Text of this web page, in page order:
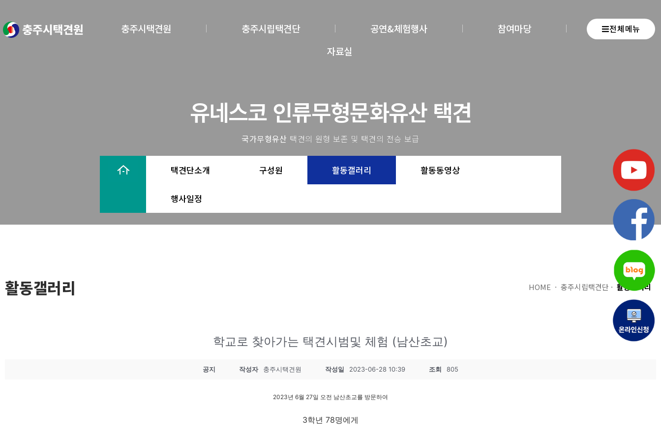
충주시택견원 충주시립택견단 공연&체험행사
참여마당
자료실
전체메뉴
유네스코 인류무형문화유산 택견
국가무형유산 택견의 원형 보존 및 택견의 전승 보급
택견단소개 구성원 활동갤러리 활동동영상
행사일정
활동갤러리 HOME · 충주시립택견단 · 활동갤러리
학교로 찾아가는 택견시범및 체험 (남산초교)
공지 작성자 충주시택견원 작성일 2023-06-28 10:39 조회 805
2023년 6월 27일 오전 남산초교를 방문하여
3학년 78명에게